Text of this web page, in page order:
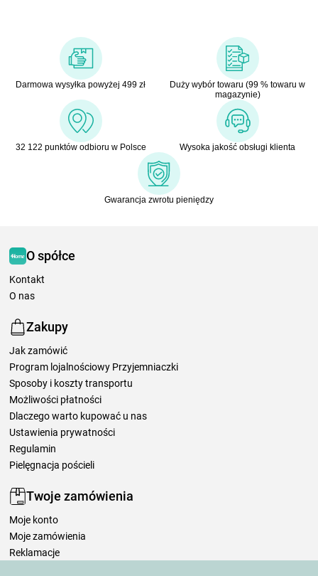
Darmowa wysyłka powyżej 499 zł
Duży wybór towaru (99 % towaru w
magazynie)
32 122 punktów odbioru w Polsce Wysoka jakość obsługi klienta
Gwarancja zwrotu pieniędzy
O spółce
Kontakt
O nas
Zakupy
Jak zamówić
Program lojalnościowy Przyjemniaczki
Sposoby i koszty transportu
Możliwości płatności
Dlaczego warto kupować u nas
Ustawienia prywatności
Regulamin
Pielęgnacja pościeli
Twoje zamówienia
Moje konto
Moje zamówienia
Reklamacje